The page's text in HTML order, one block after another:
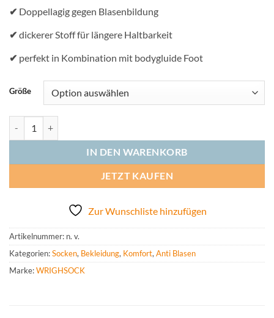
✔ Doppellagig gegen Blasenbildung
✔ dickerer Stoff für längere Haltbarkeit
✔ perfekt in Kombination mit bodygluide Foot
Größe
IN DEN WARENKORB
JETZT KAUFEN
Zur Wunschliste hinzufügen
Artikelnummer: n. v.
Kategorien:Socken, Bekleidung, Komfort, Anti Blasen
Marke:WRIGHSOCK